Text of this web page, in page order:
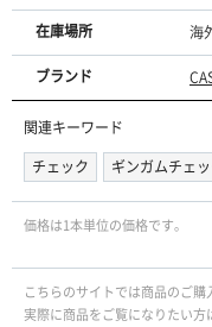
在庫場所 海
ブランド
関連キーワード
チェック
ギンガムチェ
価格は1本単位の価格です｡
こちらのサイトでは商品のご購
実際に商品をご覧になりたい方